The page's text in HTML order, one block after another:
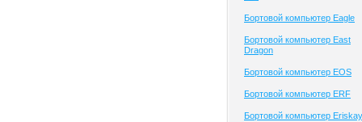
Бортовой компьютер Eagle
Бортовой компьютер East
Dragon
Бортовой компьютер EOS
Бортовой компьютер ERF
Бортовой компьютер Eriskay